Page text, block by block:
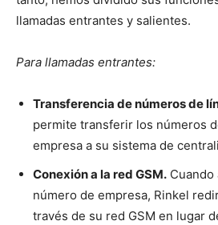
llamadas entrantes y salientes.
Para llamadas entrantes:
Transferencia de números de
permite transferir los números
empresa a su sistema de
Conexión a la red GSM. Cuando
número de empresa, Rinkel
través de su red GSM en lugar